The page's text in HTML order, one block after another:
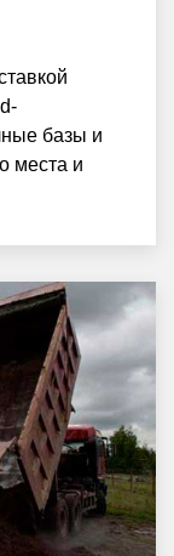
базы и
места и